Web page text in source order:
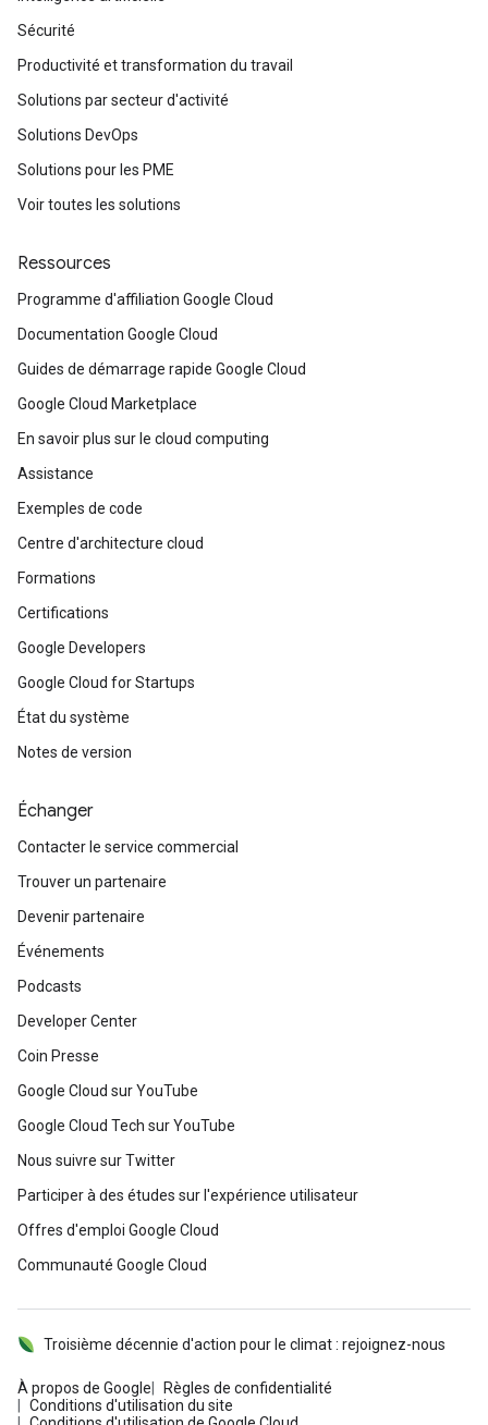
Sécurité
Productivité et transformation du travail
Solutions par secteur d'activité
Solutions DevOps
Solutions pour les PME
Voir toutes les solutions
Ressources
Programme d'affiliation Google Cloud
Documentation Google Cloud
Guides de démarrage rapide Google Cloud
Google Cloud Marketplace
En savoir plus sur le cloud computing
Assistance
Exemples de code
Centre d'architecture cloud
Formations
Certifications
Google Developers
Google Cloud for Startups
État du système
Notes de version
Échanger
Contacter le service commercial
Trouver un partenaire
Devenir partenaire
Événements
Podcasts
Developer Center
Coin Presse
Google Cloud sur YouTube
Google Cloud Tech sur YouTube
Nous suivre sur Twitter
Participer à des études sur l'expérience utilisateur
Offres d'emploi Google Cloud
Communauté Google Cloud
À propos de Google
Règles de confidentialité
Conditions d'utilisation du site
Troisième décennie d'action pour le climat : rejoignez-nous